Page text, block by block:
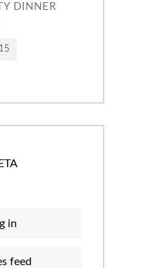
DINNER
in
feed